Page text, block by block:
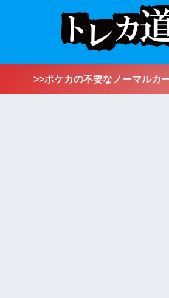
>>ポケカの不要なノーマルカ